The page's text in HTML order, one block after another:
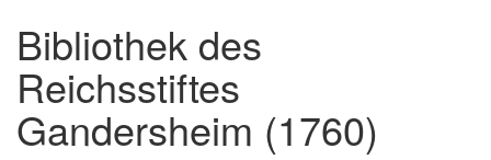
Bibliothek des
Reichsstiftes
Gandersheim (1760)